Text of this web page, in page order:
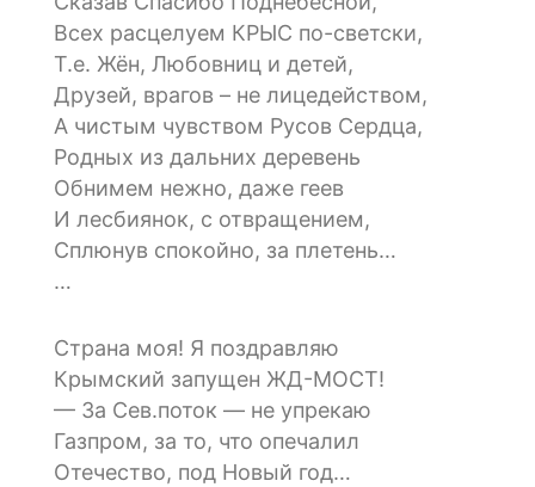
Всех расцелуем КРЫС по-светски,
Т.е. Жён, Любовниц и детей,
Друзей, врагов – не лицедейством,
А чистым чувством Русов Сердца,
Родных из дальних деревень
Обнимем нежно, даже геев
И лесбиянок, с отвращением,
Сплюнув спокойно, за плетень…
…
Страна моя! Я поздравляю
Крымский запущен ЖД-МОСТ!
— За Сев.поток — не упрекаю
Газпром, за то, что опечалил
Отечество, под Новый год…